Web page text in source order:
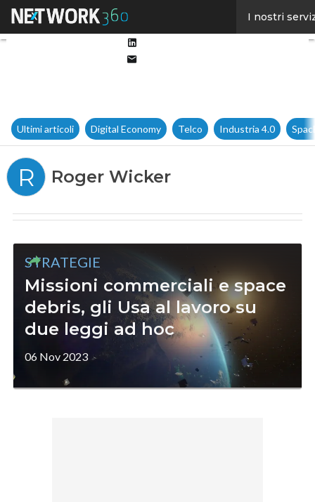
I nostri
Ultimi articoli Digital Economy Telco Industria 4.0
R Roger Wicker
STRATEGIE
Missioni commerciali e space
debris, gli Usa al lavoro su
due leggi ad hoc
06 Nov 2023